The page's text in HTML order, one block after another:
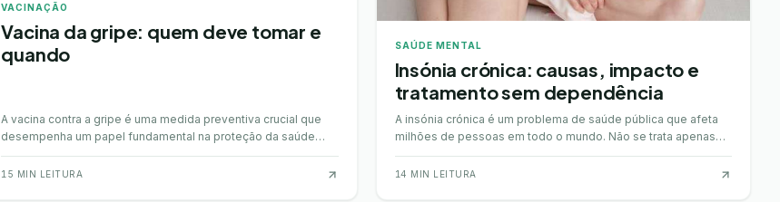
VACINAÇÃO
Vacina da gripe: quem deve tomar e
quando
A vacina contra a gripe é uma medida preventiva crucial que
desempenha um papel fundamental na proteção da saúde
pública. A gripe, ou influenza, é uma infe…
15 MIN LEITURA
SAÚDE MENTAL
Insónia crónica: causas, impacto e
tratamento sem dependência
A insónia crónica é um problema de saúde pública que afeta
milhões de pessoas em todo o mundo. Não se trata apenas
de algumas noites mal dormidas, mas sim …
14 MIN LEITURA